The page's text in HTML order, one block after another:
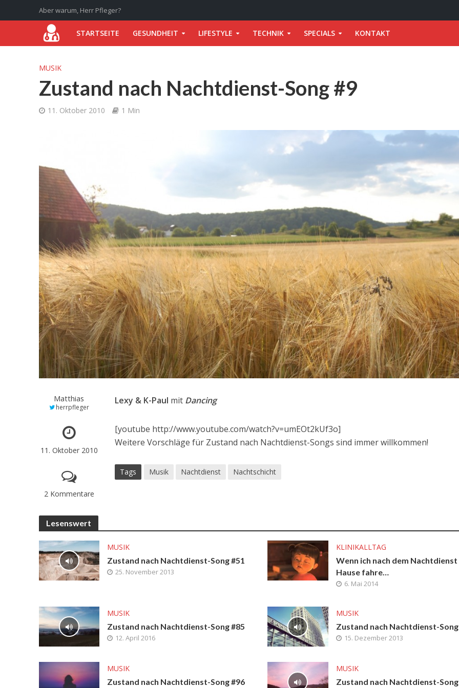
Aber warum, Herr Pfleger?
STARTSEITE GESUNDHEIT LIFESTYLE TECHNIK SPECIALS KONTAKT
MUSIK
Zustand nach Nachtdienst-Song #9
11. Oktober 2010 1 Min
Matthias
herrpfleger
11. Oktober 2010
2 Kommentare
Lexy & K-Paul mit Dancing
[youtube http://www.youtube.com/watch?v=umEOt2kUf3o]
Weitere Vorschläge für Zustand nach Nachtdienst-Songs sind immer willkommen!
Tags Musik Nachtdienst Nachtschicht
Lesenswert
MUSIK
Zustand nach Nachtdienst-Song #51
25. November 2013
KLINIKALLTAG
Wenn ich nach dem Nachtdienst
Hause fahre…
6. Mai 2014
MUSIK
Zustand nach Nachtdienst-Song #85
12. April 2016
MUSIK
Zustand nach Nachtdienst-
15. Dezember 2013
MUSIK
Zustand nach Nachtdienst-Song #96
MUSIK
Zustand nach Nachtdienst-